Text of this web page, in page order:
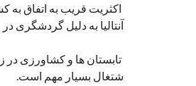
اکثریت قریب به اتفاق
آنتالیا به دلیل گردشگری در
تابستان ها و کشاورزی در
شتغال بسیار مهم است.